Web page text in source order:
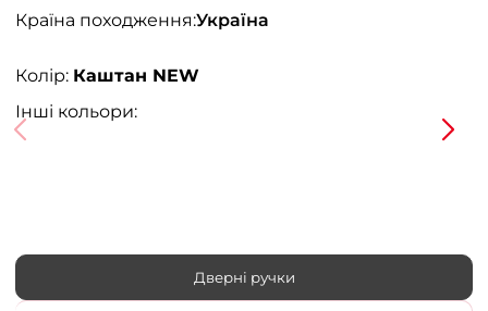
Країна походження:Україна
Колір: Каштан NEW
Інші кольори:
Дверні ручки